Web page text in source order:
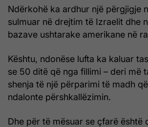
Ndërkohë ka ardhur një përgjigje
sulmuar në drejtim të Izraelit dhe
bazave ushtarake amerikane në
Kështu, ndonëse lufta ka kaluar
se 50 ditë që nga fillimi – deri më
shenja të një përparimi të madh
ndalonte përshkallëzimin.
Dhe për të mësuar se çfarë është